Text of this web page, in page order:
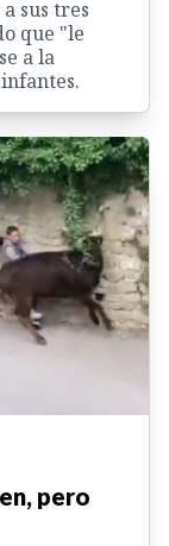
sus tres
que "le
a la
pero